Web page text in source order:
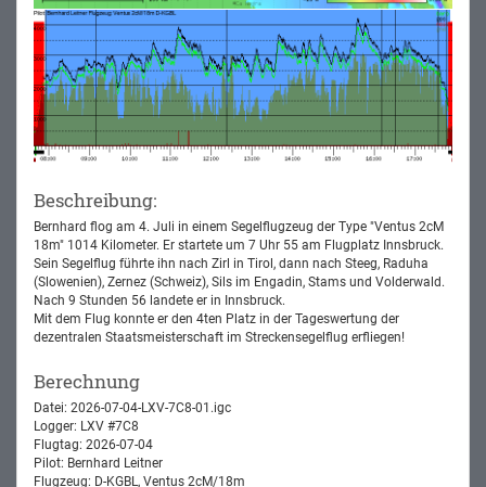
Beschreibung:
Bernhard flog am 4. Juli in einem Segelflugzeug der Type "Ventus 2cM
18m" 1014 Kilometer. Er startete um 7 Uhr 55 am Flugplatz Innsbruck.
Sein Segelflug führte ihn nach Zirl in Tirol, dann nach Steeg, Raduha
(Slowenien), Zernez (Schweiz), Sils im Engadin, Stams und Volderwald.
Nach 9 Stunden 56 landete er in Innsbruck.
Mit dem Flug konnte er den 4ten Platz in der Tageswertung der
dezentralen Staatsmeisterschaft im Streckensegelflug erfliegen!
Berechnung
Datei: 2026-07-04-LXV-7C8-01.igc
Logger: LXV #7C8
Flugtag: 2026-07-04
Pilot: Bernhard Leitner
Flugzeug: D-KGBL, Ventus 2cM/18m